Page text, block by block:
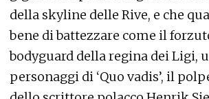
della skyline delle Rive, e che
bene di battezzare come il
bodyguard della regina dei Ligi,
personaggi di ‘Quo vadis’, il